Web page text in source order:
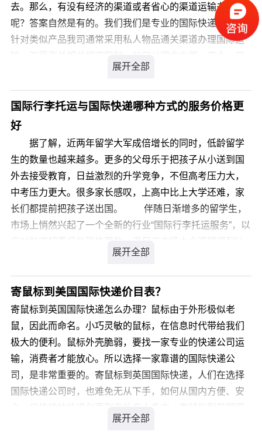
到其他国家的价格，请您直接点击：出国行李托运价格查
询。 本文原创于我们dragonsea http:///，转载请注明出处
去。那么，有没有经济的渠道或者省心的渠道运输书籍
呢？答案自然是有的。我们我们是专业的国际快递公司，
针对类似产品我司通常采用私人物品通关渠道办理国际运
快捷地快递书籍到海外亲人朋友手中？国际快递寄书到加
拿大比较好的国际快递公司有哪些呢?
您可以登录我们官方网站 详细咨询，我司会有专业客服为
您解答，解决您国际快递寄书到加拿大的疑虑。
国际行李托运与国际快递哪种方式的服务价格更
好
据了解，近两年留学大军成倍增长的同时，低龄留学
生的数量也越来越多。更多的父母乐于把孩子从小送到国
外去接受教育，日益激烈的升学竞争，不但高考压力大，
中考压力更大。很多家长感叹，上高中比上大学还难，家
长们都提前把孩子送出国。 伴随日渐增多的留学生，
市场上悄然兴起了一个全新的行业“国际行李托运服务”，以
普通物流更优质，但价格低廉的国际托运门到门服务。在
这之前也有过如“四大国际快递”等也提供这种方便、快捷的
门到门托运服务，这两者之间到底有什么分别呢？ 国际行
李托运与国际快递哪种方式的服务价格更好呢？对此，小
编采访到我们行李托运公司的相关负责人，并结合四大国
际快递所能提供的服务作出以下对比供大家参考。 首
先是服务： 四大国际快递：可提供纸箱（15-25元/
个），中国一、二线城市上门取件，不提供体积压缩服
务，按照打包物品实测体积计收费用，国外派送到门。
体、粉末、药品、食品、光碟）及禁运物品。 国际行
寄鼠标到美国国际快递价目表？
寄鼠标到英国国际快递怎么办理？鼠标由于外形极似老
鼠，因此而命名。小巧灵敏的鼠标，在信息时代带给我们
极大的便利。鼠标外壳脆弱，要找一家专业的快递公司运
输，消费者才能放心。所以选择一家靠谱的国际快递公
司，是非常重要的。寄鼠标到英国国际快递，人们在选择
国际快递公司时，也难免无从下手，如何从国内方便、安
际快递多久能到？寄鼠标到英国国际快递比较好的国际快